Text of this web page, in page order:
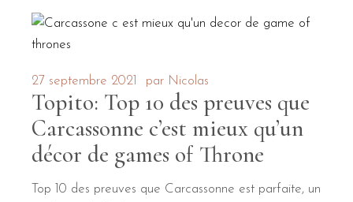
27 septembre 2021 par Nicolas
Topito: Top 10 des preuves que
Carcassonne c’est mieux qu’un
décor de games of Throne
Top 10 des preuves que Carcassonne est parfaite, un